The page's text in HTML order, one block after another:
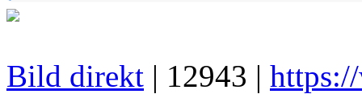
Bild direkt | 12943 |